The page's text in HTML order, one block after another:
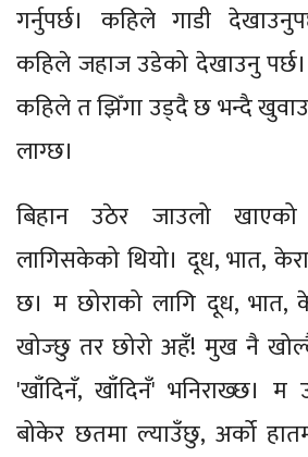
गर्नुपर्छ। कहिले गाडी
कहिले जहाज उडेको देखाउनु पर्छ।
कहिले त झिँगा उड्दै छ भन्दै
लाग्छ।
बिहान उठेर जाउलो
लागिसकेको थियो। दूध, भात,
छ। म छोराको लागि दूध, भात,
खोज्छु तर छोरो अहँ! मुख नै
'खाँदिनँ, खाँदिनँ' भनिराख्छ।
बोकेर छतमा ल्याउँछु, अर्को